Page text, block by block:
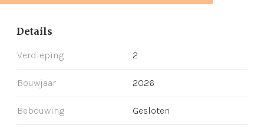
Details
Verdieping 2
Bouwjaar 2026
Bebouwing Gesloten